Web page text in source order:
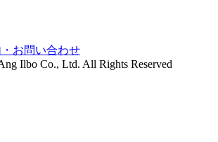
お問い合わせ
Ilbo Co., Ltd. All Rights Reserved